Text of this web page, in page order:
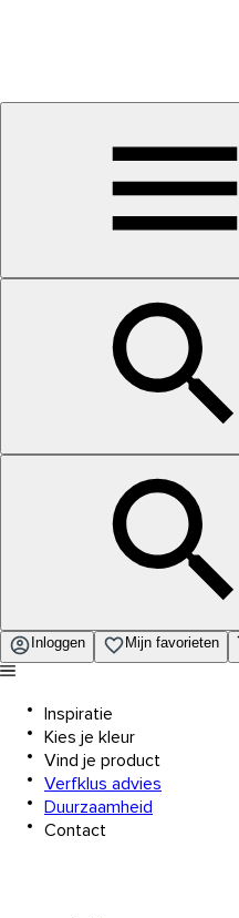
Inloggen Mijn favorieten
Inspiratie
Kies je kleur
Vind je product
Verfklus advies
Duurzaamheid
Contact